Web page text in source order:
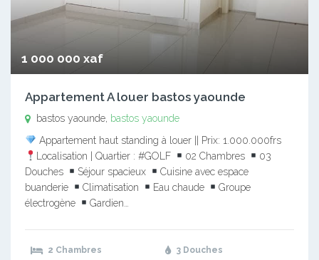
1 000 000 xaf
Appartement A louer bastos yaounde
bastos yaounde, bastos yaounde
Appartement haut standing à louer || Prix: 1.000.000frs
Localisation | Quartier : #GOLF
02 Chambres
03
Douches
Séjour spacieux
Cuisine avec espace
buanderie
Climatisation Eau chaude
Groupe
électrogène
Gardien…
2 Chambres 3 Douches